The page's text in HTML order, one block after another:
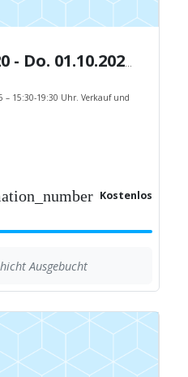
Helferschicht 20 - Do. 01.10.2026 - 15:30-19:30 Uhr.
– 15:30-19:30 Uhr. Verkauf und
Kostenlos
Ausgebucht